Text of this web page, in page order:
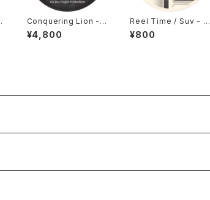
Conquering Lion -
Code Red [Congo N
atty / 2004 Reissu
¥4,800
Reel Time / Suv - M
ine / Ripcurl [Full Cy
cle / 2000]
¥800